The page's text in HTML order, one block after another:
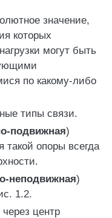
значение,
которых
могут быть
по какому-либо
типы связи.
подвижная)
такой опоры всегда
неподвижная)
1.2.
центр